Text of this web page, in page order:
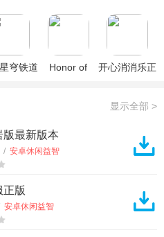
with
穹铁道
Honor of
开心消消乐正
显示全部 >
版最新版本
/ 安卓休闲益智
正版
安卓休闲益智